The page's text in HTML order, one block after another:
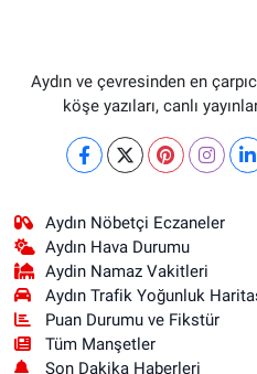
Aydın ve çevresinden en
köşe yazıları, canlı
Aydın Nöbetçi Eczaneler
Aydın Hava Durumu
Aydin Namaz Vakitleri
Aydın Trafik Yoğunluk
Puan Durumu ve Fikstür
Tüm Manşetler
Son Dakika Haberleri